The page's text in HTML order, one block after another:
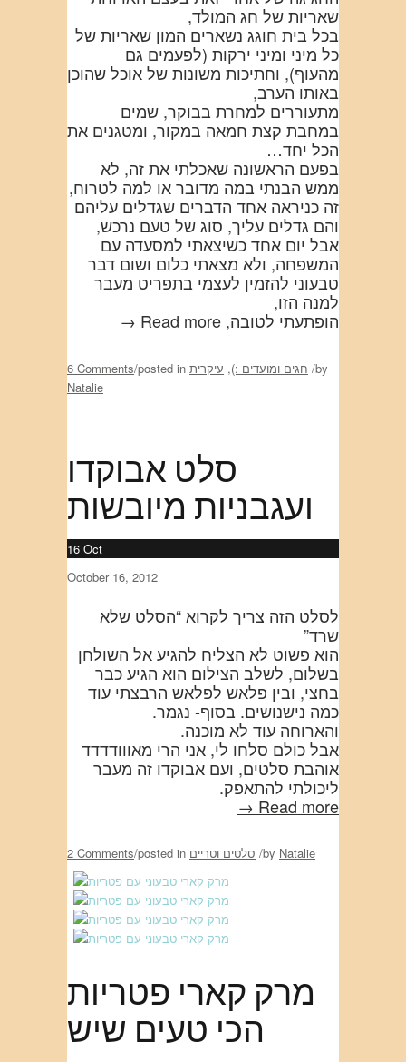
שאריות של חג המולד,
בכל בית חוגג נשארים המון שאריות של
כל מיני ומיני ירקות (לפעמים גם
מהעוף), וחתיכות משונות של אוכל שהוכן
באותו הערב,
מתעוררים למחרת בבוקר, שמים
במחבת קצת חמאה במקור, ומטגנים את
הכל יחד…
בפעם הראשונה שאכלתי את זה, לא
ממש הבנתי במה מדובר או למה לטרוח,
זה כניראה אחד הדברים שגדלים עליהם
והם גדלים עליך, סוג של טעם נרכש,
אבל יום אחד כשיצאתי למסעדה עם
המשפחה, ולא מצאתי כלום ושום דבר
טבעוני להזמין לעצמי בתפריט מעבר
למנה הזו,
הופתעתי לטובה, Read more →
6 Comments/posted in חגים ומועדים :), עיקרית /by
Natalie
סלט אבוקדו
ועגבניות מיובשות
16 Oct
October 16, 2012
לסלט הזה צריך לקרוא “הסלט שלא
שרד”
הוא פשוט לא הצליח להגיע אל השולחן
בשלום, לשלב הצילום הוא הגיע כבר
בחצי, ובין פלאש לפלאש הרבצתי עוד
כמה נישנושים. בסוף- נגמר.
והארוחה עוד לא מוכנה.
אבל כולם סלחו לי, אני הרי מאווודדדד
אוהבת סלטים, ועם אבוקדו זה מעבר
ליכולתי להתאפק.
Read more →
2 Comments/posted in סלטים וטריים /by Natalie
מרק קארי פטריות
הכי טעים שיש